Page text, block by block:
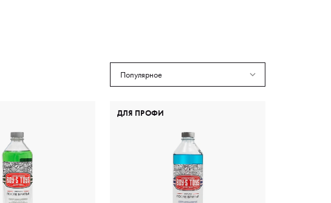
Популярное
ДЛЯ ПРОФИ